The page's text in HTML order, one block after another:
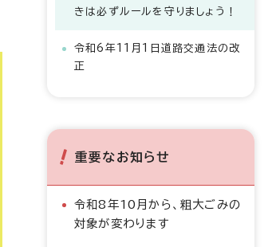
きは必ずルールを守りましょう！
令和6年11月1日道路交通法の改
正
重要なお知らせ
令和8年10月から、粗大ごみの
対象が変わります